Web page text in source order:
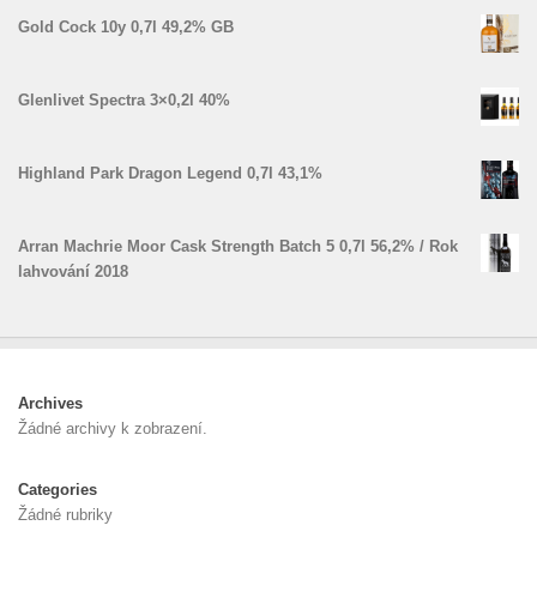
Gold Cock 10y 0,7l 49,2% GB
Glenlivet Spectra 3×0,2l 40%
Highland Park Dragon Legend 0,7l 43,1%
Arran Machrie Moor Cask Strength Batch 5 0,7l 56,2% / Rok
lahvování 2018
Archives
Žádné archivy k zobrazení.
Categories
Žádné rubriky